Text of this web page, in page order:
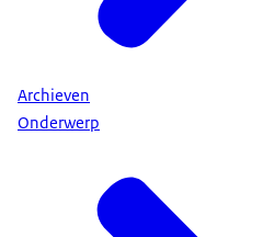
Archieven
Onderwerp